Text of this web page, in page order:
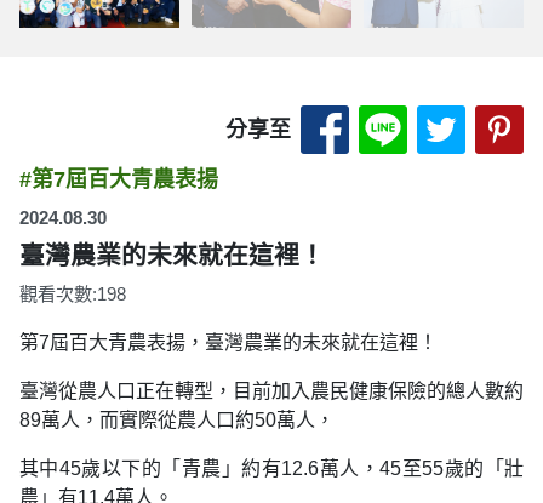
分享至 分享至 Facebook-
分享至分享
#第7屆百大青農表揚
2024.08.30
臺灣農業的未來就在這裡！
觀看次數:198
第7屆百大青農表揚，臺灣農業的未來就在這裡！
臺灣從農人口正在轉型，目前加入農民健康保險的總人數約
89萬人，而實際從農人口約50萬人，
其中45歲以下的「青農」約有12.6萬人，45至55歲的「壯
農」有11.4萬人。